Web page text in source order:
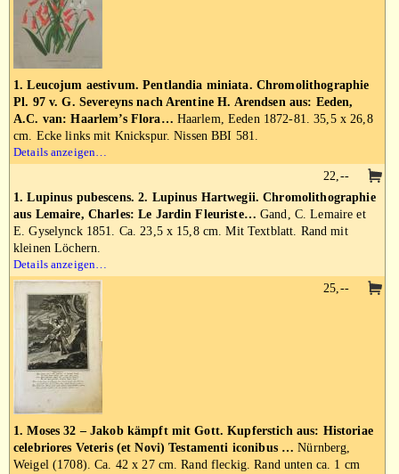
1. Leucojum aestivum. Pentlandia miniata. Chromolithographie
Pl. 97 v. G. Severeyns nach Arentine H. Arendsen aus: Eeden,
A.C. van: Haarlem’s Flora… Haarlem, Eeden 1872-81. 35,5 x 26,8
cm. Ecke links mit Knickspur. Nissen BBI 581.
Details anzeigen…
1. Lupinus pubescens. 2. Lupinus Hartwegii. Chromolithographie
aus Lemaire, Charles: Le Jardin Fleuriste… Gand, C. Lemaire et
E. Gyselynck 1851. Ca. 23,5 x 15,8 cm. Mit Textblatt. Rand mit
kleinen Löchern.
Details anzeigen…
22,--
1. Moses 32 – Jakob kämpft mit Gott. Kupferstich aus: Historiae
celebriores Veteris (et Novi) Testamenti iconibus … Nürnberg,
Weigel (1708). Ca. 42 x 27 cm. Rand fleckig. Rand unten ca. 1 cm
25,--